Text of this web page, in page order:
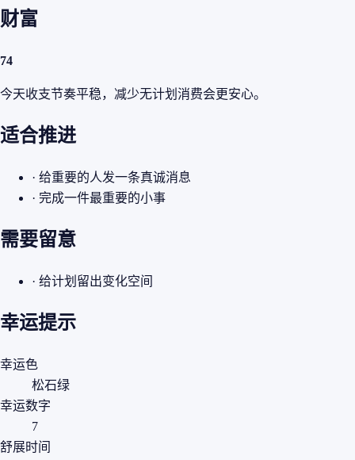
财富
74
今天收支节奏平稳，减少无计划消费会更安心。
适合推进
· 给重要的人发一条真诚消息
· 完成一件最重要的小事
需要留意
· 给计划留出变化空间
幸运提示
幸运色
松石绿
幸运数字
7
舒展时间